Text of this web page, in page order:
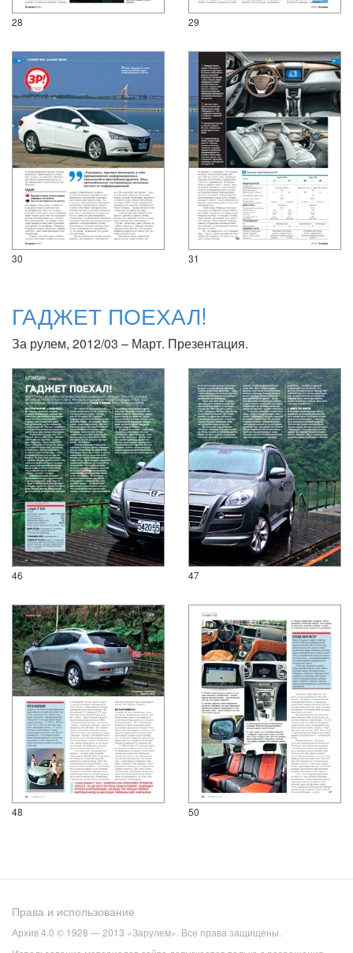
28 29
30 31
ГАДЖЕТ ПОЕХАЛ!
За рулем, 2012/03 – Март. Презентация.
46 47
48 50
Права и использование
Архив 4.0 © 1928 — 2013 «Зарулем». Все права защищены.